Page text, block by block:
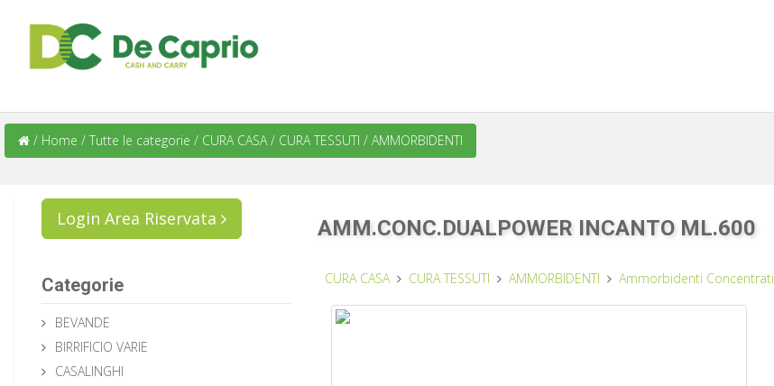
/ Home / Tutte le categorie / CURA CASA/ CURA TESSUTI / AMMORBIDENTI
Login Area Riservata
Categorie
BEVANDE
BIRRIFICIO VARIE
CASALINGHI
AMM.CONC.DUALPOWER INCANTO ML.600
CURA CASA CURA TESSUTI AMMORBIDENTI Ammorbidenti Concentrati